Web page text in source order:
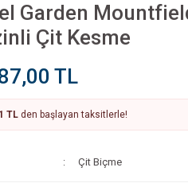
Garden
Çit Kesme
TL
TL den başlayan taksitlerle!
Çit Biçme